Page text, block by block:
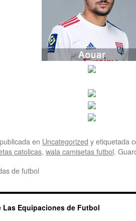
en Uncategorized y etiquetada
catolicas, wala camisetas futbol.
de futbol
Equipaciones de Futbol